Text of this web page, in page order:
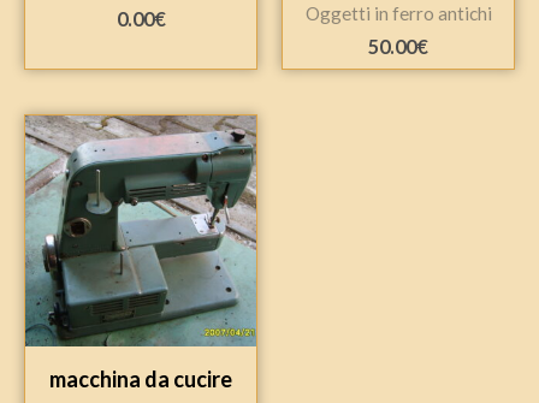
0.00€ Oggetti in ferro antichi
50.00€
macchina da cucire